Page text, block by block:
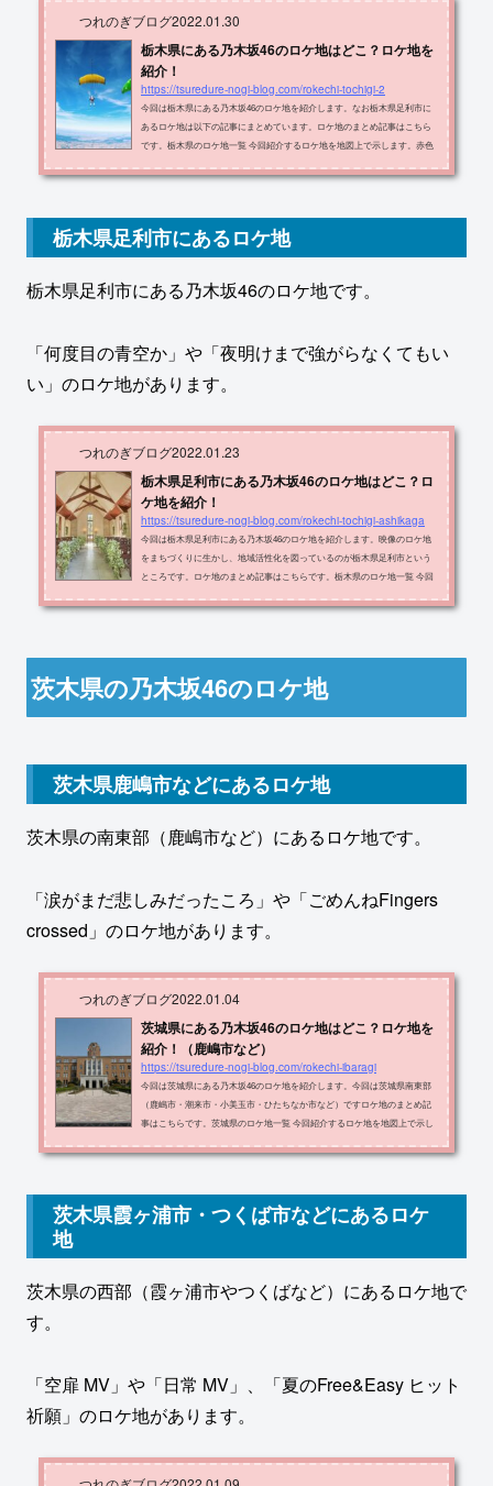
つれのぎブログ2022.01.30
栃木県にある乃木坂46のロケ地はどこ？ロケ地を
紹介！
https://tsuredure-nogi-blog.com/rokechi-tochigi-2
今回は栃木県にある乃木坂46のロケ地を紹介します。なお栃木県足利市に
あるロケ地は以下の記事にまとめています。ロケ地のまとめ記事はこちら
です。栃木県のロケ地一覧 今回紹介するロケ地を地図上で示します。赤色
めたものが以下の表です。ロケ地住所メディア藤岡スカイダイビングクラ
舟町畳岡 岩舟町新里1124映像研には手を出すな旧田沼高校佐野市栃本町３
００−１あさひなぐ久保講堂真岡市...
栃木県足利市にあるロケ地
栃木県足利市にある乃木坂46のロケ地です。
「何度目の青空か」や「夜明けまで強がらなくてもい
い」のロケ地があります。
つれのぎブログ2022.01.23
栃木県足利市にある乃木坂46のロケ地はどこ？ロ
ケ地を紹介！
https://tsuredure-nogi-blog.com/rokechi-tochigi-ashikaga
今回は栃木県足利市にある乃木坂46のロケ地を紹介します。映像のロケ地
をまちづくりに生かし、地域活性化を図っているのが栃木県足利市という
ところです。ロケ地のまとめ記事はこちらです。栃木県のロケ地一覧 今回
ロケ地の名称・住所・出典メディアをまとめたものが以下の表です。ロケ
茨木県の乃木坂46のロケ地
茨木県鹿嶋市などにあるロケ地
茨木県の南東部（鹿嶋市など）にあるロケ地です。
「涙がまだ悲しみだったころ」や「ごめんねFingers
crossed」のロケ地があります。
つれのぎブログ2022.01.04
茨城県にある乃木坂46のロケ地はどこ？ロケ地を
紹介！（鹿嶋市など）
https://tsuredure-nogi-blog.com/rokechi-ibaragi
今回は茨城県にある乃木坂46のロケ地を紹介します。今回は茨城県南東部
（鹿嶋市・潮来市・小美玉市・ひたちなか市など）ですロケ地のまとめ記
事はこちらです。茨城県のロケ地一覧 今回紹介するロケ地を地図上で示し
ィアをまとめたものが以下の表です。ロケ地住所メディア阿字ヶ浦駅ひた
丁目５映像研には手を出すな智学館中等教育学校水戸市小吹町２０９２17
分間 MVハウススタジオのレイノル...
茨木県霞ヶ浦市・つくば市などにあるロケ
地
茨木県の西部（霞ヶ浦市やつくばなど）にあるロケ地で
す。
「空扉 MV」や「日常 MV」、「夏のFree&Easy ヒット
祈願」のロケ地があります。